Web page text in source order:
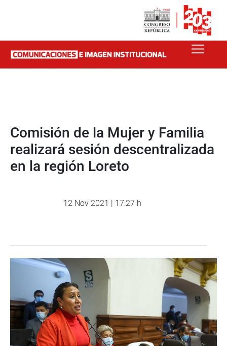
Comisión de la Mujer y Familia
realizará sesión descentralizada
en la región Loreto
12 Nov 2021 | 17:27 h